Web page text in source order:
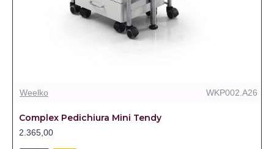
Weelko WKP002.A26
Complex Pedichiura Mini Tendy
2.365,00